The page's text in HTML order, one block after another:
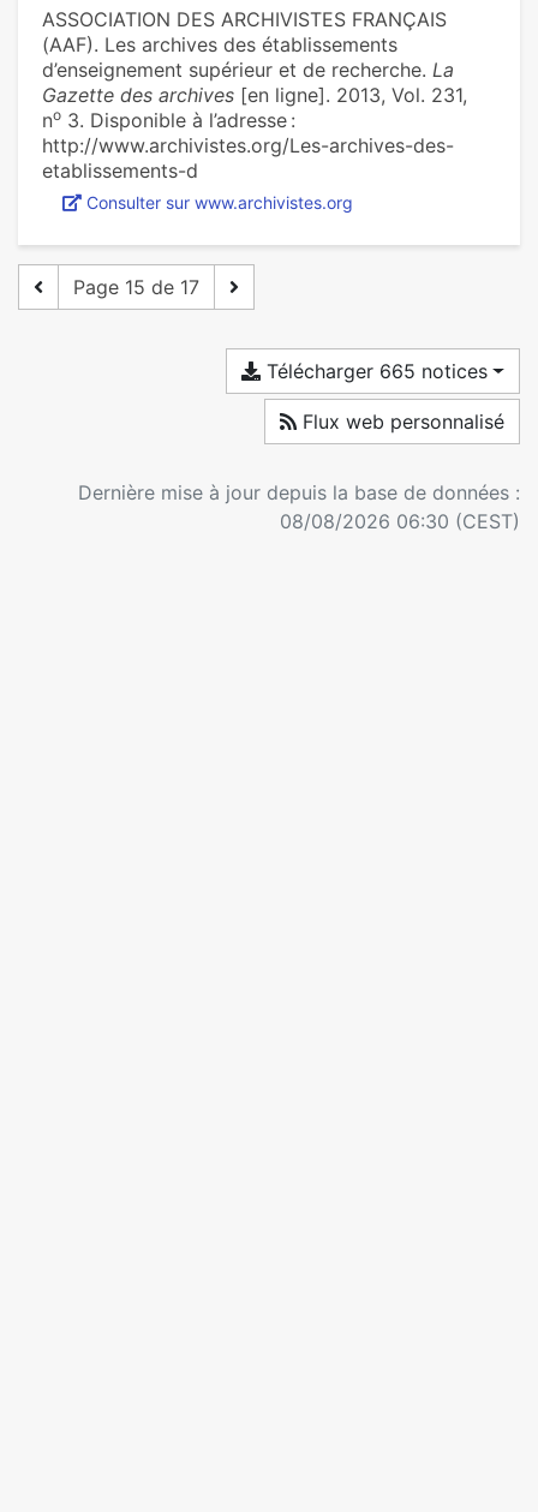
ASSOCIATION DES ARCHIVISTES FRANÇAIS
(AAF). Les archives des établissements
d’enseignement supérieur et de recherche. La
Gazette des archives [en ligne]. 2013, Vol. 231,
no 3. Disponible à l’adresse :
http://www.archivistes.org/Les-archives-des-
etablissements-d
Consulter sur www.archivistes.org
Page 15 de 17
Télécharger 665 notices
Flux web personnalisé
Dernière mise à jour depuis la base de données :
08/08/2026 06:30 (CEST)